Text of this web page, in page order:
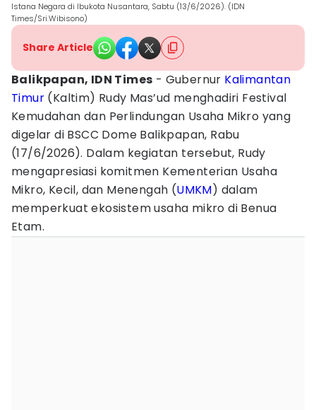
Istana Negara di Ibukota Nusantara, Sabtu (13/6/2026). (IDN
Times/Sri.Wibisono)
Share Article
Balikpapan, IDN Times - Gubernur Kalimantan
Timur (Kaltim) Rudy Mas’ud menghadiri Festival
Kemudahan dan Perlindungan Usaha Mikro yang
digelar di BSCC Dome Balikpapan, Rabu
(17/6/2026). Dalam kegiatan tersebut, Rudy
mengapresiasi komitmen Kementerian Usaha
Mikro, Kecil, dan Menengah (UMKM) dalam
memperkuat ekosistem usaha mikro di Benua
Etam.